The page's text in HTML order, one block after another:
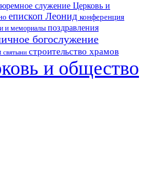
служение Церковь и
епископ Леонид конференция
и мемориалы поздравления
богослужение
святыни строительство храмов
и общество